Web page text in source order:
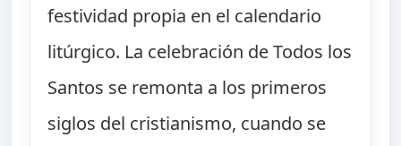
festividad propia en el calendario
litúrgico. La celebración de Todos los
Santos se remonta a los primeros
siglos del cristianismo, cuando se